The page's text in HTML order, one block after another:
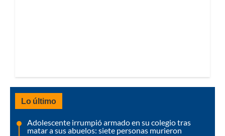
Lo último
Adolescente irrumpió armado en su colegio tras
matar a sus abuelos: siete personas murieron